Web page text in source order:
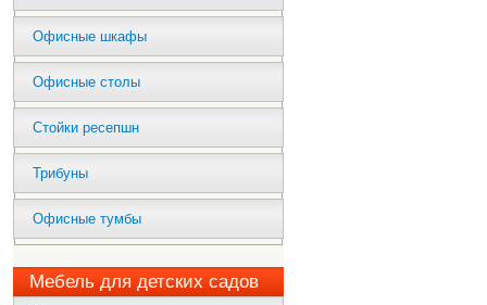
Офисные шкафы
Офисные столы
Стойки ресепшн
Трибуны
Офисные тумбы
Мебель для детских садов